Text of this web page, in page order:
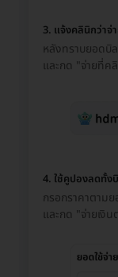
3. แจ้งคลินิกว่า
หลังทราบยอดบิล
และกด "จ่ายที่ค
4. ใช้คูปองลดทั้
กรอกราคาตาม
และกด "จ่ายเงิ